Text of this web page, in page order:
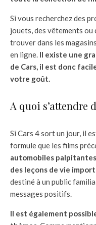
Si vous recherchez des
jouets, des vêtements ou
trouver dans les
en ligne. Il existe une
de Cars, il est donc
votre goût.
A quoi s’attendre
Si Cars 4 sort un jour, il
formule que les films
automobiles
des leçons de vie
destiné à un public
messages positifs.
Il est également